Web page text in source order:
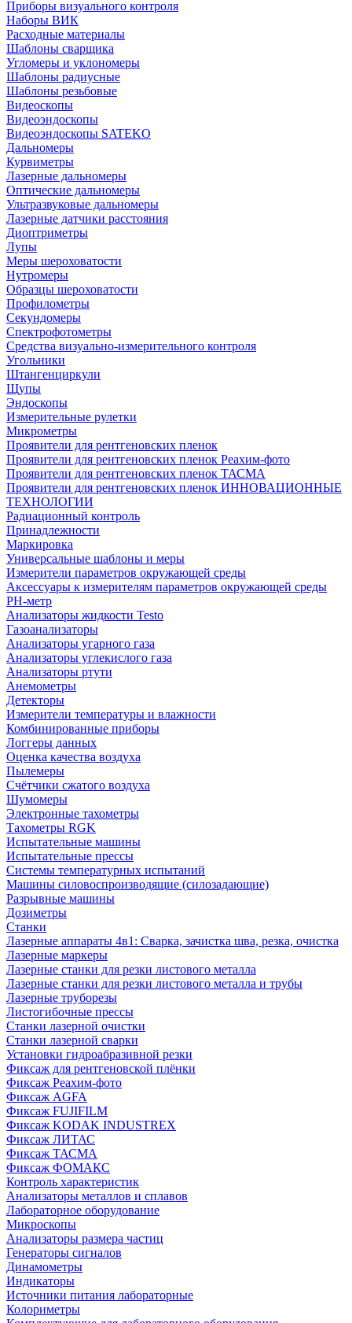
Приборы визуального контроля
Наборы ВИК
Расходные материалы
Шаблоны сварщика
Угломеры и уклономеры
Шаблоны радиусные
Шаблоны резьбовые
Видеоскопы
Видеоэндоскопы
Видеоэндоскопы SATEKO
Дальномеры
Курвиметры
Лазерные дальномеры
Оптические дальномеры
Ультразвуковые дальномеры
Лазерные датчики расстояния
Диоптриметры
Лупы
Меры шероховатости
Нутромеры
Образцы шероховатости
Профилометры
Секундомеры
Спектрофотометры
Средства визуально-измерительного контроля
Угольники
Штангенциркули
Щупы
Эндоскопы
Измерительные рулетки
Микрометры
Проявители для рентгеновских пленок
Проявители для рентгеновских пленок Реахим-фото
Проявители для рентгеновских пленок ТАСМА
Проявители для рентгеновских пленок ИННОВАЦИОННЫЕ
ТЕХНОЛОГИИ
Радиационный контроль
Принадлежности
Маркировка
Универсальные шаблоны и меры
Измерители параметров окружающей среды
Аксессуары к измерителям параметров окружающей среды
PH-метр
Анализаторы жидкости Testo
Газоанализаторы
Анализаторы угарного газа
Анализаторы углекислого газа
Анализаторы ртути
Анемометры
Детекторы
Измерители температуры и влажности
Комбинированные приборы
Логгеры данных
Оценка качества воздуха
Пылемеры
Счётчики сжатого воздуха
Шумомеры
Электронные тахометры
Тахометры RGK
Испытательные машины
Испытательные прессы
Системы температурных испытаний
Машины силовоспроизводящие (силозадающие)
Разрывные машины
Дозиметры
Станки
Лазерные аппараты 4в1: Сварка, зачистка шва, резка, очистка
Лазерные маркеры
Лазерные станки для резки листового металла
Лазерные станки для резки листового металла и трубы
Лазерные труборезы
Листогибочные прессы
Станки лазерной очистки
Станки лазерной сварки
Установки гидроабразивной резки
Фиксаж для рентгеновской плёнки
Фиксаж Реахим-фото
Фиксаж AGFA
Фиксаж FUJIFILM
Фиксаж KODAK INDUSTREX
Фиксаж ЛИТАС
Фиксаж ТАСМА
Фиксаж ФОМАКС
Контроль характеристик
Анализаторы металлов и сплавов
Лабораторное оборудование
Микроскопы
Анализаторы размера частиц
Генераторы сигналов
Динамометры
Индикаторы
Источники питания лабораторные
Колориметры